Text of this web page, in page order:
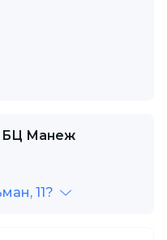
БЦ Манеж
11?